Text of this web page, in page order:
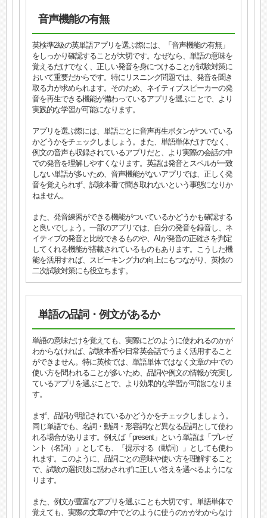
音声機能の有無
英検準2級の英単語アプリを選ぶ際には、「音声機能の有無」
をしっかり確認することが大切です。なぜなら、単語の意味を
覚えるだけでなく、正しい発音を身につけることが試験対策に
おいて重要だからです。特にリスニング問題では、発音を聞き
取る力が求められます。そのため、ネイティブスピーカーの発
音を再生できる機能が備わっているアプリを選ぶことで、より
実践的な学習が可能になります。
アプリを選ぶ際には、単語ごとに音声再生ボタンがついている
かどうかをチェックしましょう。また、単語単体だけでなく、
例文の音声も収録されているアプリだと、より実際の会話の中
での発音を理解しやすくなります。英語は発音とスペルが一致
しない単語が多いため、音声機能がないアプリでは、正しく発
音を覚えられず、試験本番で聞き取れないという事態になりか
ねません。
また、発音練習ができる機能がついているかどうかも確認する
と良いでしょう。一部のアプリでは、自分の発音を録音し、ネ
イティブの発音と比較できるものや、AIが発音の正確さを判定
してくれる機能が搭載されているものもあります。こうした機
能を活用すれば、スピーキング力の向上にもつながり、英検の
二次試験対策にも役立ちます。
単語の品詞・例文があるか
単語の意味だけを覚えても、実際にどのように使われるのかが
わからなければ、試験本番や日常英会話でうまく活用すること
ができません。特に英検では、単語単体ではなく文章の中での
使い方を問われることが多いため、品詞や例文の情報が充実し
ているアプリを選ぶことで、より効果的な学習が可能になりま
す。
まず、品詞が明記されているかどうかをチェックしましょう。
同じ単語でも、名詞・動詞・形容詞など異なる品詞として使わ
れる場合があります。例えば「present」という単語は「プレゼ
ント（名詞）」としても、「提示する（動詞）」としても使わ
れます。このように、品詞ごとの意味や使い方を理解すること
で、試験の選択肢に惑わされずに正しい答えを選べるようにな
ります。
また、例文が豊富なアプリを選ぶことも大切です。単語単体で
覚えても、実際の文章の中でどのように使うのかがわからなけ